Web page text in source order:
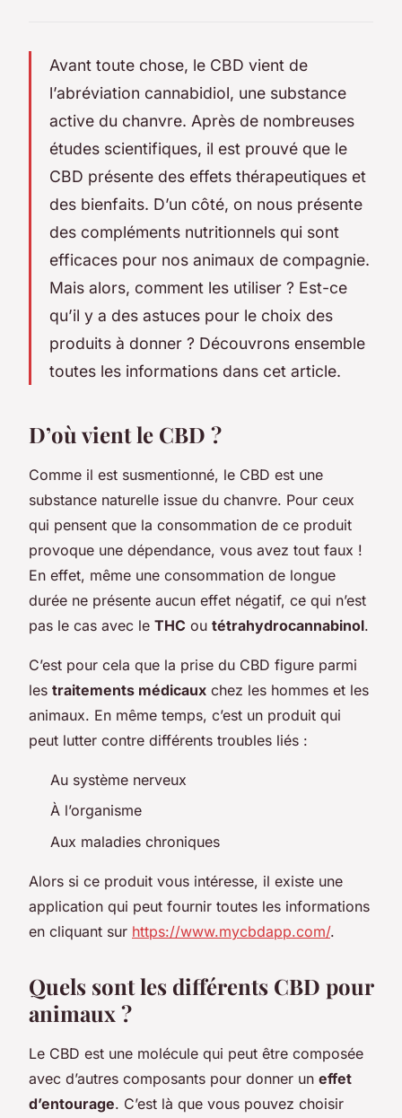
Avant toute chose, le CBD vient de
l’abréviation cannabidiol, une substance
active du chanvre. Après de nombreuses
études scientifiques, il est prouvé que le
CBD présente des effets thérapeutiques et
des bienfaits. D’un côté, on nous présente
des compléments nutritionnels qui sont
efficaces pour nos animaux de compagnie.
Mais alors, comment les utiliser ? Est-ce
qu’il y a des astuces pour le choix des
produits à donner ? Découvrons ensemble
toutes les informations dans cet article.
D’où vient le CBD ?
Comme il est susmentionné, le CBD est une
substance naturelle issue du chanvre. Pour ceux
qui pensent que la consommation de ce produit
provoque une dépendance, vous avez tout faux !
En effet, même une consommation de longue
durée ne présente aucun effet négatif, ce qui n’est
pas le cas avec le THC ou tétrahydrocannabinol.
C’est pour cela que la prise du CBD figure parmi
les traitements médicaux chez les hommes et les
animaux. En même temps, c’est un produit qui
peut lutter contre différents troubles liés :
Au système nerveux
À l’organisme
Aux maladies chroniques
Alors si ce produit vous intéresse, il existe une
application qui peut fournir toutes les informations
en cliquant sur https://www.mycbdapp.com/.
Quels sont les différents CBD pour
animaux ?
Le CBD est une molécule qui peut être composée
avec d’autres composants pour donner un effet
d’entourage. C’est là que vous pouvez choisir